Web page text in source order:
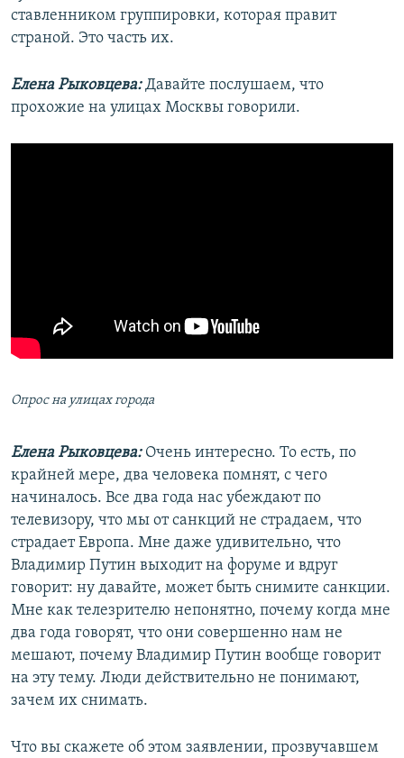
ставленником группировки, которая правит
страной. Это часть их.
Елена Рыковцева:Давайте послушаем, что
прохожие на улицах Москвы говорили.
Опрос на улицах города
Елена Рыковцева: Очень интересно. То есть, по
крайней мере, два человека помнят, с чего
начиналось. Все два года нас убеждают по
телевизору, что мы от санкций не страдаем, что
страдает Европа. Мне даже удивительно, что
Владимир Путин выходит на форуме и вдруг
говорит: ну давайте, может быть снимите санкции.
Мне как телезрителю непонятно, почему когда мне
два года говорят, что они совершенно нам не
мешают, почему Владимир Путин вообще говорит
на эту тему. Люди действительно не понимают,
зачем их снимать.
Что вы скажете об этом заявлении, прозвучавшем